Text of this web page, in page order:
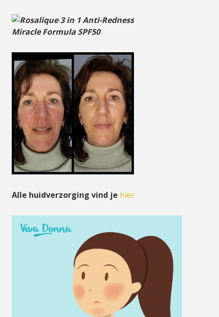
Alle huidverzorging vind je hier